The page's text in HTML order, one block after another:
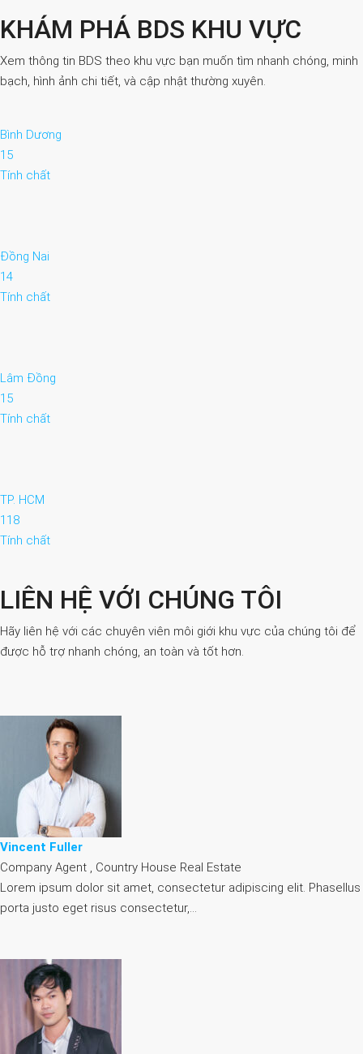
KHÁM PHÁ BDS KHU VỰC
Xem thông tin BDS theo khu vực bạn muốn tìm nhanh chóng, minh
bạch, hình ảnh chi tiết, và cập nhật thường xuyên.
Bình Dương
15
Tính chất
Đồng Nai
14
Tính chất
Lâm Đồng
15
Tính chất
TP. HCM
118
Tính chất
LIÊN HỆ VỚI CHÚNG TÔI
Hãy liên hệ với các chuyên viên môi giới khu vực của chúng tôi để
được hỗ trợ nhanh chóng, an toàn và tốt hơn.
Vincent Fuller
Company Agent , Country House Real Estate
Lorem ipsum dolor sit amet, consectetur adipiscing elit. Phasellus
porta justo eget risus consectetur,…